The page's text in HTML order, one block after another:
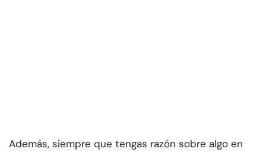
Además, siempre que tengas razón sobre algo en